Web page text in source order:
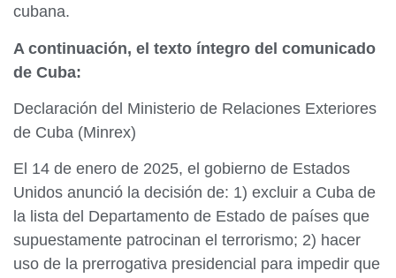
cubana.
A continuación, el texto íntegro del comunicado
de Cuba:
Declaración del Ministerio de Relaciones Exteriores
de Cuba (Minrex)
El 14 de enero de 2025, el gobierno de Estados
Unidos anunció la decisión de: 1) excluir a Cuba de
la lista del Departamento de Estado de países que
supuestamente patrocinan el terrorismo; 2) hacer
uso de la prerrogativa presidencial para impedir que